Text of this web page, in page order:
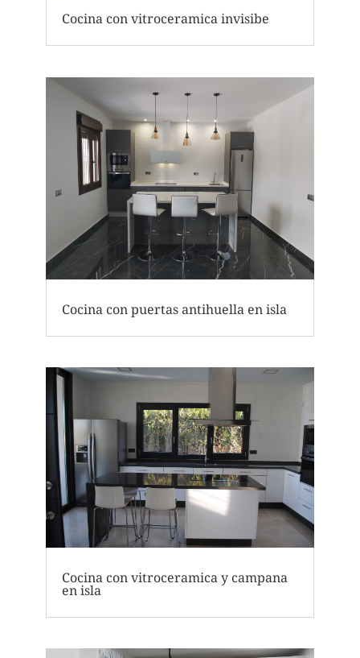
Cocina con vitroceramica invisibe
Cocina con puertas antihuella en isla
Cocina con vitroceramica y campana
en isla